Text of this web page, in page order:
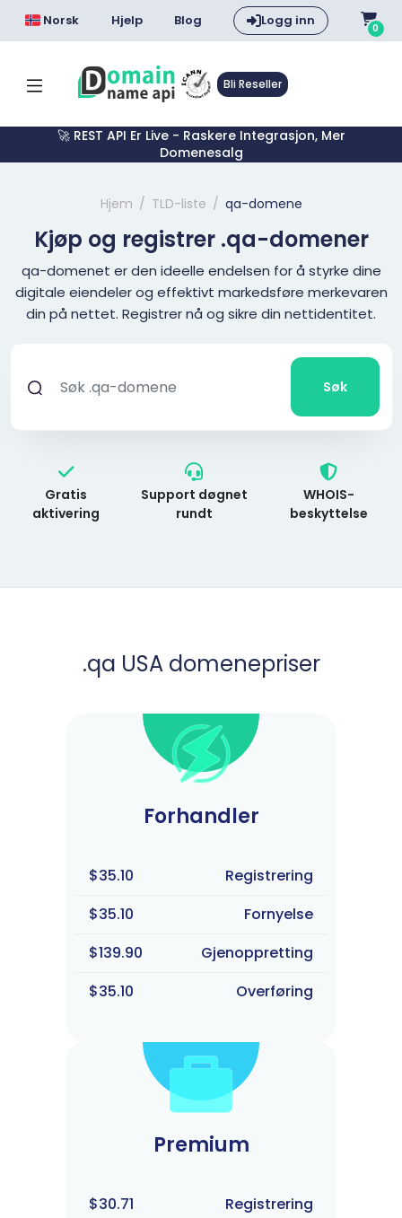
Norsk Hjelp Blog Logg inn 0
Bli Reseller
🚀 REST API Er Live - Raskere Integrasjon, Mer
Domenesalg
Hjem TLD-liste qa-domene
Kjøp og registrer .qa-domener
qa-domenet er den ideelle endelsen for å styrke dine
digitale eiendeler og effektivt markedsføre merkevaren
din på nettet. Registrer nå og sikre din nettidentitet.
Søk
Gratis
aktivering
Support døgnet
rundt
WHOIS-
beskyttelse
.qa USA domenepriser
Forhandler
$35.10
Registrering
$35.10
Fornyelse
$139.90
Gjenoppretting
$35.10
Overføring
Premium
$30.71
Registrering